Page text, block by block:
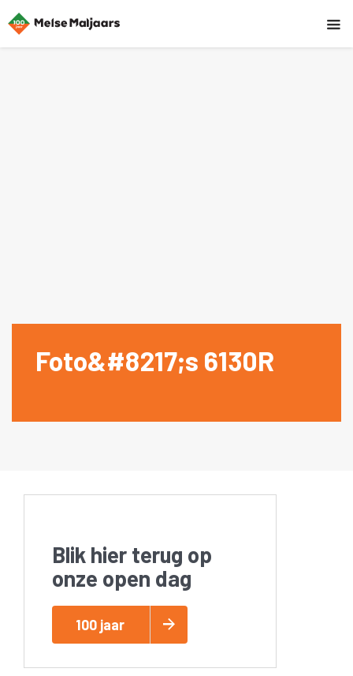
Foto&#8217;s 6130R
Blik hier terug op
onze open dag
100 jaar